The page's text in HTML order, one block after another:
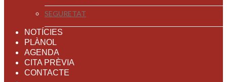
SEGURETAT
NOTÍCIES
PLÀNOL
AGENDA
CITA PRÈVIA
CONTACTE